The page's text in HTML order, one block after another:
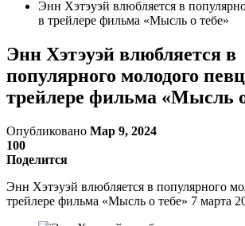
Энн Хэтэуэй влюбляется в
в трейлере фильма «Мысль о тебе»
Энн Хэтэуэй влюбляется в
популярного молодого
трейлере фильма «Мысль
Опубликовано Мар 9, 2024
100
Поделится
Энн Хэтэуэй влюбляется в популярного
трейлере фильма «Мысль о тебе» 7 марта